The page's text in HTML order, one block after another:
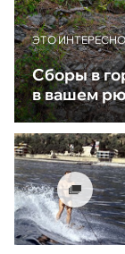
ЭТО ИНТЕРЕСНО
Сборы в
в вашем